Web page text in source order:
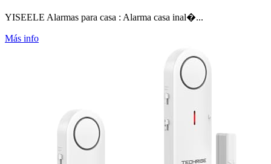
YISEELE Alarmas para casa : Alarma casa inal�...
Más info